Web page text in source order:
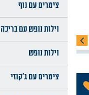
הוסף לתכניה שלי
צימרים עם נוף
וילות נופש עם בריכה
וילות נופש
צימרים עם ג'קוזי